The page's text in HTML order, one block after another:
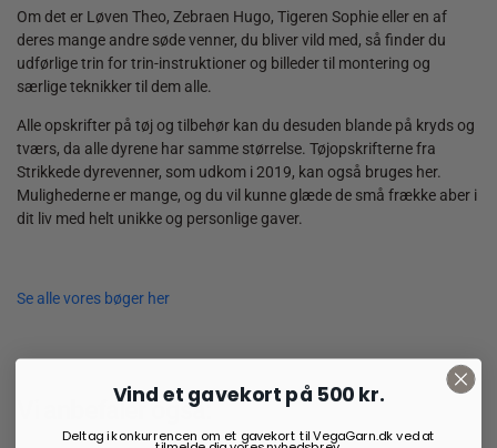
Om det er Løven Theo, Zebraen Hugo, Tigeren Sophie eller en af
deres mange andre søde venner, du bliver vild med, så finder du
udførlige trin for trin-instruktioner og billeder til montering og
særlige teknikker til dem alle.
Alle opskrifter på tøj og tilbehør kan du desuden blande på kryds og
tværs, da alle dyrene har samme størrelse. Tøjopskrifterne fra
Strikkede dyrevenner, som udkom i 2019, kan også bruges her.
Mulighederne er mange, og du vil kunne glæde de små frække aber i
dit liv med helt unikke og personlige gaver.
Se alle vores bøger her
Vi anbefaler også:
Vind et gavekort på 500 kr.
Deltag i konkurrencen om et gavekort til VegaGarn.dk ved at